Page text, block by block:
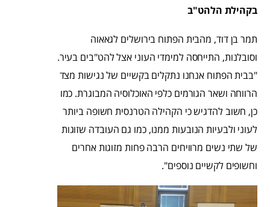
בקהילת הלהט"ב
תמר בן דוד, מהבית הפתוח בירושלים לגאאוה
וסובלנות, התייחסה למימדי העוני אצל להט"בים בעיר.
"בבית הפתוח אנחנו נתקלים בקשיים של נגישות מצד
הרווחה ושאר הגורמים כלפי האוכלוסיה המבוגרת. כמו
כן, חשוב להדגיש כי הקהילה הטרנסית חשופה ביותר
לעוני ולבעיות הנובעות ממנו, כמו גם העובדה שזוגות
של שתי נשים מרוויחים הרבה פחות מזוגות אחרים
וחשופים לקשיים נוספים".